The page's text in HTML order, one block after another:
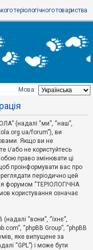
теріологічного товариства
Мова:
(надалі “ми”, “наш”,
forum”), ви
Якщо ви не
і/або не користуйтесь
право змінювати ці
проінформувати вас про
періодично цей
форумом “ТЕРІОЛОГІЧНА
користування означає
“вони”, “їхнє”,
“phpBB Group”, “phpBB
яке випущене за
“GPL”) і може бути